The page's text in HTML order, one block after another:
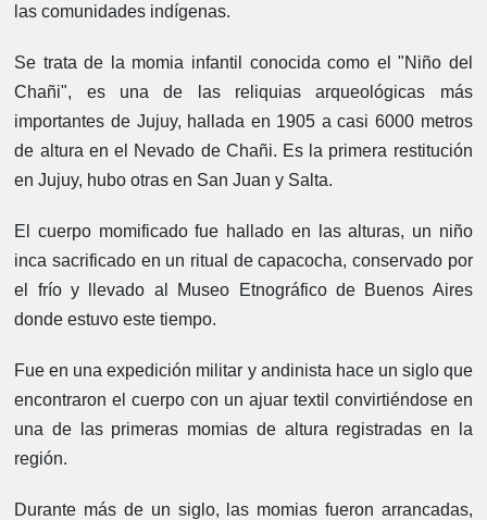
las comunidades indígenas.
Se trata de la momia infantil conocida como el "Niño del
Chañi", es una de las reliquias arqueológicas más
importantes de Jujuy, hallada en 1905 a casi 6000 metros
de altura en el Nevado de Chañi. Es la primera restitución
en Jujuy, hubo otras en San Juan y Salta.
El cuerpo momificado fue hallado en las alturas, un niño
inca sacrificado en un ritual de capacocha, conservado por
el frío y llevado al Museo Etnográfico de Buenos Aires
donde estuvo este tiempo.
Fue en una expedición militar y andinista hace un siglo que
encontraron el cuerpo con un ajuar textil convirtiéndose en
una de las primeras momias de altura registradas en la
región.
Durante más de un siglo, las momias fueron arrancadas,